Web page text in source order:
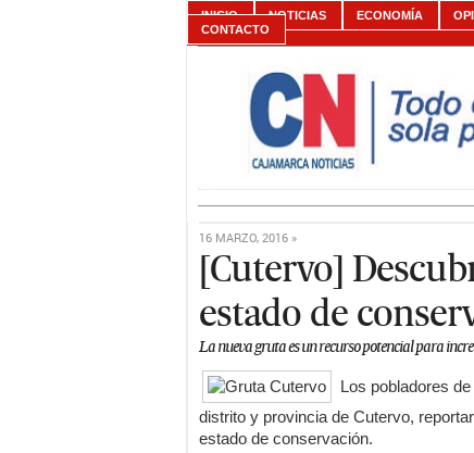
INICIO NOTICIAS ECONOMÍA
CONTACTO
16 MARZO, 2016 »
[Cutervo]
estado de
La nueva gruta es un recurso potencial para
Los pobladores
distrito y provincia de Cutervo,
estado de conservación.